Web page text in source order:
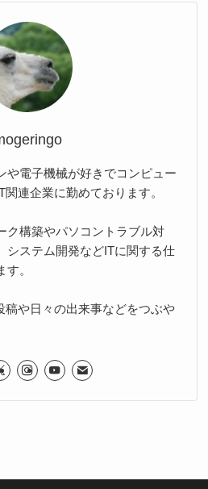
や電子機械が好きでコンピュー
連企業に勤めております。
ク構築やパソコントラブル対
システム開発などITに関する仕
。
稿や日々の出来事などをつぶや